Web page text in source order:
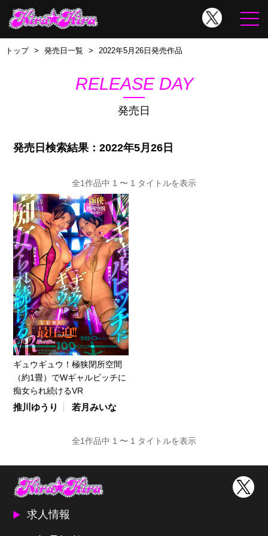
トップ 発売日一覧 2022年5月26日発売作品
RELEASE DAY
発売日
発売日検索結果：2022年5月26日
全1作品中 1 〜 1 タイトルを表示
ギュウギュウ！極狭閉所空間
（約1畳）でWギャルビッチに
痴女られ続けるVR
推川ゆうり 若月みいな
全1作品中 1 〜 1 タイトルを表示
求人情報